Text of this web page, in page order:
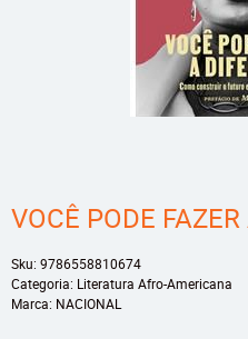
VOCÊ PODE
Sku: 9786558810674
Categoria: Literatura Afro-Americana
Marca: NACIONAL